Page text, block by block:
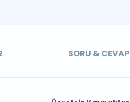
SORU & CEVAP